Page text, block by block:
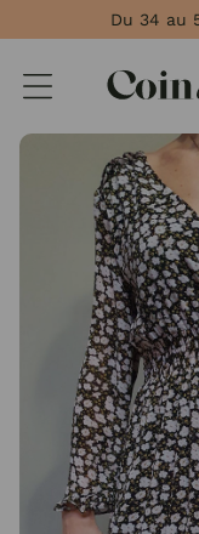
Du 34 au
Panneau de gestion